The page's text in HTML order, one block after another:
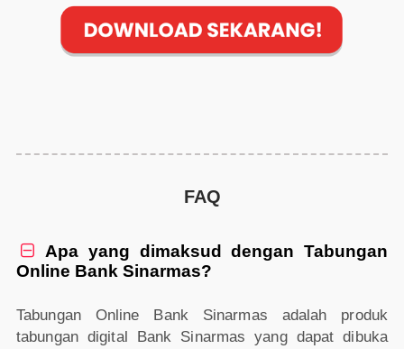
FAQ

Apa yang dimaksud dengan Tabungan
Online Bank Sinarmas?
Tabungan Online Bank Sinarmas adalah produk
tabungan digital Bank Sinarmas yang dapat dibuka